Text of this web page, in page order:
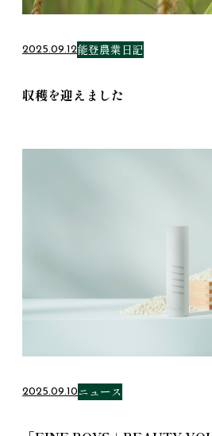
2025.09.12能登農業日記
収穫を迎えました
2025.09.10ニュース